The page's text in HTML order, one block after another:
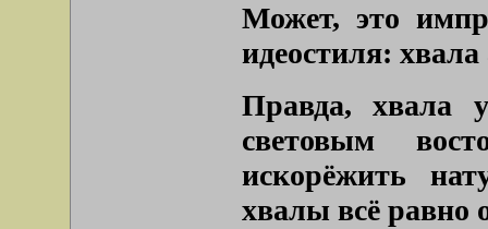
Может, это
идеостиля:
Правда, хвала у
световым
искорёжить
хвалы всё равно